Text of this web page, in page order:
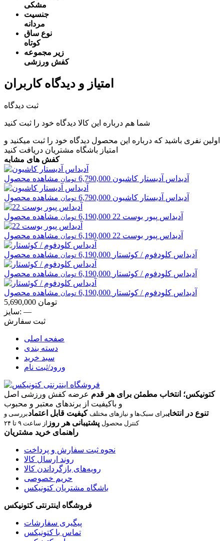
مشکی
جنسیت
مردانه
نوع ساق
کوتاه
زیر مجموعه
کفش ورزشی
امتیاز و دیدگاه کاربران
ثبت دیدگاه
شما هم درباره این کالا دیدگاه خود را ثبت کنید
اولین نفری باشید که درباره این محصول دیدگاه خود را ثبت میکنید و
امتیاز باشگاه مشتریان دریافت کنید
کفش های مشابه
آدیداس آدیستار کاشیون 6,790,000 تومان مشاهده محصول
آدیداس آدیستار کاشیون 6,790,000 تومان مشاهده محصول
آدیداس پیور بوست 22 6,190,000 تومان مشاهده محصول
آدیداس پیور بوست 22 6,190,000 تومان مشاهده محصول
آدیداس کلودفوم / کوئستار 6,190,000 تومان مشاهده محصول
آدیداس کلودفوم / کوئستار 6,190,000 تومان مشاهده محصول
آدیداس کلودفوم / کوئستار 6,190,000 تومان مشاهده محصول
5,690,000 تومان
سایز: —
ثبت سفارش
صفحه اصلی
دسته بندی
سبد خرید
ورود/ثبت نام
کتونیکس؛ انتخاب مطمئن برای هر قدم عرضه کفش ورزشی اصل
و باکیفیت از برندهای معتبر و محبوب
تنوع در انتخاببرای سبک‌ها و نیازهای مختلف کیفیت قابل اعتمادبررسی و
کنترل محصول پشتیبانی هر روز از ساعت ۹ تا ۲۴
راهنمای خرید مشتریان
نحوه ثبت سفارش و پرداخت
روند ارسال کالا
رویه‌های بازگرداندن کالا
حریم خصوصی
باشگاه مشتریان کتونیکس
فروشگاه اینترنتی کتونیکس
پیگیری سفارشات
تماس با کتونیکس